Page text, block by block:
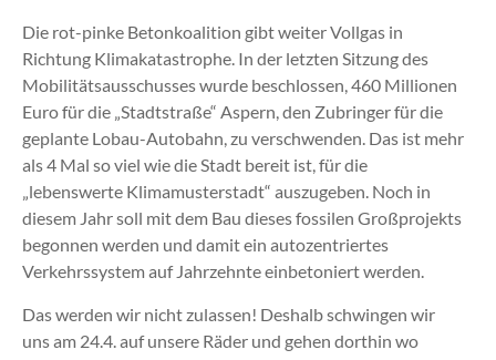
Die rot-pinke Betonkoalition gibt weiter Vollgas in
Richtung Klimakatastrophe. In der letzten Sitzung des
Mobilitätsausschusses wurde beschlossen, 460 Millionen
Euro für die „Stadtstraße“ Aspern, den Zubringer für die
geplante Lobau-Autobahn, zu verschwenden. Das ist mehr
als 4 Mal so viel wie die Stadt bereit ist, für die
„lebenswerte Klimamusterstadt“ auszugeben. Noch in
diesem Jahr soll mit dem Bau dieses fossilen Großprojekts
begonnen werden und damit ein autozentriertes
Verkehrssystem auf Jahrzehnte einbetoniert werden.
Das werden wir nicht zulassen! Deshalb schwingen wir
uns am 24.4. auf unsere Räder und gehen dorthin wo